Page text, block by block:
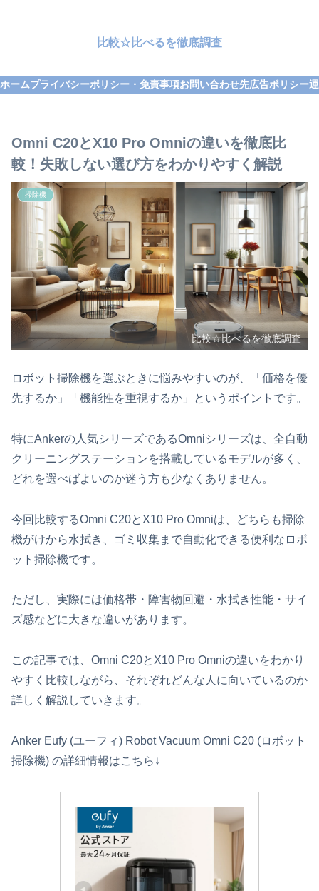
比較☆比べるを徹底調査
ホームプライバシーポリシー・免責事項お問い合わせ先広告ポリシー
Omni C20とX10 Pro Omniの違いを徹底比
較！失敗しない選び方をわかりやすく解説
掃除機
比較☆比べるを徹底調査
ロボット掃除機を選ぶときに悩みやすいのが、「価格を優
先するか」「機能性を重視するか」というポイントです。
特にAnkerの人気シリーズであるOmniシリーズは、全自動
クリーニングステーションを搭載しているモデルが多く、
どれを選べばよいのか迷う方も少なくありません。
今回比較するOmni C20とX10 Pro Omniは、どちらも掃除
機がけから水拭き、ゴミ収集まで自動化できる便利なロボ
ット掃除機です。
ただし、実際には価格帯・障害物回避・水拭き性能・サイ
ズ感などに大きな違いがあります。
この記事では、Omni C20とX10 Pro Omniの違いをわかり
やすく比較しながら、それぞれどんな人に向いているのか
詳しく解説していきます。
Anker Eufy (ユーフィ) Robot Vacuum Omni C20 (ロボット
掃除機) の詳細情報はこちら↓